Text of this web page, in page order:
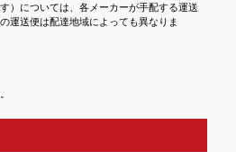
）については、各メーカーが手配する運送
運送便は配達地域によっても異なりま